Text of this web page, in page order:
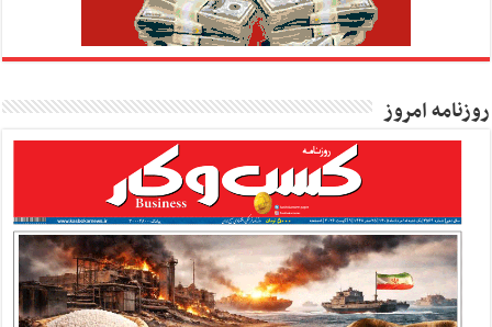
روزنامه امروز